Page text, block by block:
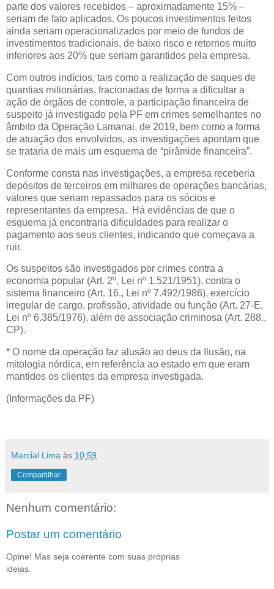
parte dos valores recebidos – aproximadamente 15% –
seriam de fato aplicados. Os poucos investimentos feitos
ainda seriam operacionalizados por meio de fundos de
investimentos tradicionais, de baixo risco e retornos muito
inferiores aos 20% que seriam garantidos pela empresa.
Com outros indícios, tais como a realização de saques de
quantias milionárias, fracionadas de forma a dificultar a
ação de órgãos de controle, a participação financeira de
suspeito já investigado pela PF em crimes semelhantes no
âmbito da Operação Lamanai, de 2019, bem como a forma
de atuação dos envolvidos, as investigações apontam que
se trataria de mais um esquema de “pirâmide financeira”.
Conforme consta nas investigações, a empresa receberia
depósitos de terceiros em milhares de operações bancárias,
valores que seriam repassados para os sócios e
representantes da empresa. Há evidências de que o
esquema já encontraria dificuldades para realizar o
pagamento aos seus clientes, indicando que começava a
ruir.
Os suspeitos são investigados por crimes contra a
economia popular (Art. 2º, Lei nº 1.521/1951), contra o
sistema financeiro (Art. 16., Lei nº 7.492/1986), exercício
irregular de cargo, profissão, atividade ou função (Art. 27-E,
Lei nº 6.385/1976), além de associação criminosa (Art. 288.,
CP).
* O nome da operação faz alusão ao deus da Ilusão, na
mitologia nórdica, em referência ao estado em que eram
mantidos os clientes da empresa investigada.
(Informações da PF)
Marcial Lima às 10:59
Compartilhar
Nenhum comentário:
Postar um comentário
Opine! Mas seja coerente com suas próprias
ideias.